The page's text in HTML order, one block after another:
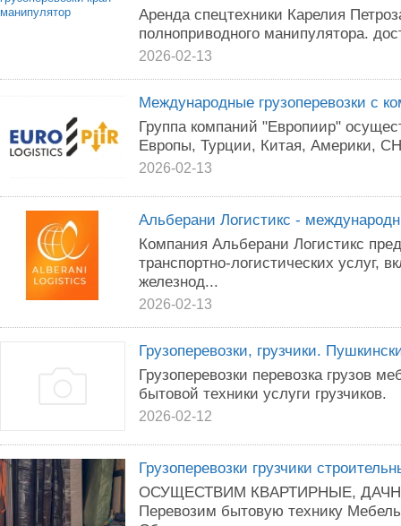
Аренда спецтехники Карелия
полноприводного манипулятора.
2026-02-13
Международные грузоперевозки с
Группа компаний "Европиир"
Европы, Турции, Китая, Америки,
2026-02-13
Альберани Логистикс -
Компания Альберани Логистикс
транспортно-логистических услуг,
железнод...
2026-02-13
Грузоперевозки, грузчики.
Грузоперевозки перевозка грузов
бытовой техники услуги грузчиков.
2026-02-12
Грузоперевозки грузчики
OСУЩЕСТBИМ КBАРТИРНЫЕ,
Перевозим бытовую технику